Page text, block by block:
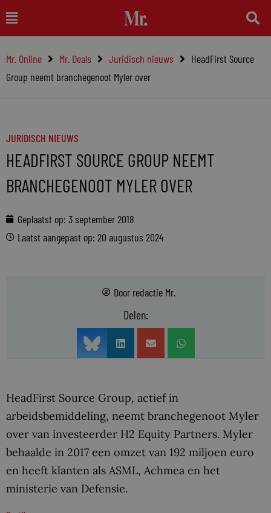
naar
inhoud
Main
Menu
Mr. Online Mr. Deals Juridisch nieuws
HeadFirst Source
Group neemt branchegenoot Myler over
JURIDISCH NIEUWS
HEADFIRST SOURCE GROUP NEEMT
BRANCHEGENOOT MYLER OVER
Geplaatst op: 3 september 2018
Laatst aangepast op: 20 augustus 2024
Door redactie Mr.
Delen:
HeadFirst Source Group, actief in
arbeidsbemiddeling, neemt branchegenoot Myler
over van investeerder H2 Equity Partners. Myler
behaalde in 2017 een omzet van 192 miljoen euro
en heeft klanten als ASML, Achmea en het
ministerie van Defensie.